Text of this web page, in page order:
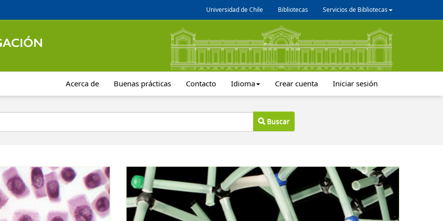
Universidad de Chile Bibliotecas Servicios de Bibliotecas
Acerca de Buenas prácticas Contacto Idioma Crear cuenta Iniciar sesión
Buscar